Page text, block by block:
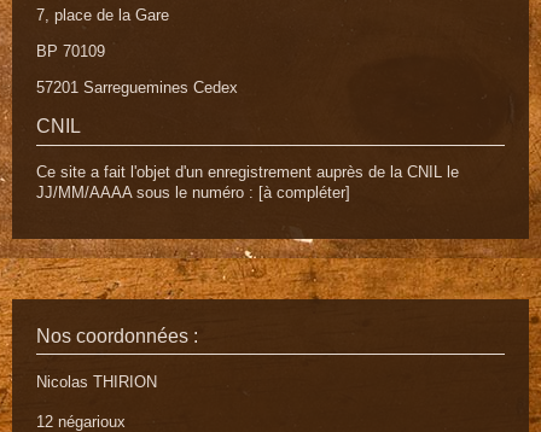
7, place de la Gare
BP 70109
57201 Sarreguemines Cedex
CNIL
Ce site a fait l'objet d'un enregistrement auprès de la CNIL le
JJ/MM/AAAA sous le numéro : [à compléter]
Nos coordonnées :
Nicolas THIRION
12 négarioux